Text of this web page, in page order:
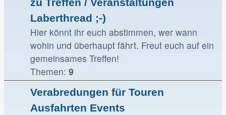
Laberthread ;-)
Hier könnt ihr euch abstimmen, wer wann
wohin und überhaupt fährt. Freut euch auf ein
gemeinsames Treffen!
Themen: 9
Verabredungen für Touren
Ausfahrten Events